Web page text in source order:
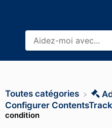
Toutes catégories
​Configurer ContentsTrack
condition